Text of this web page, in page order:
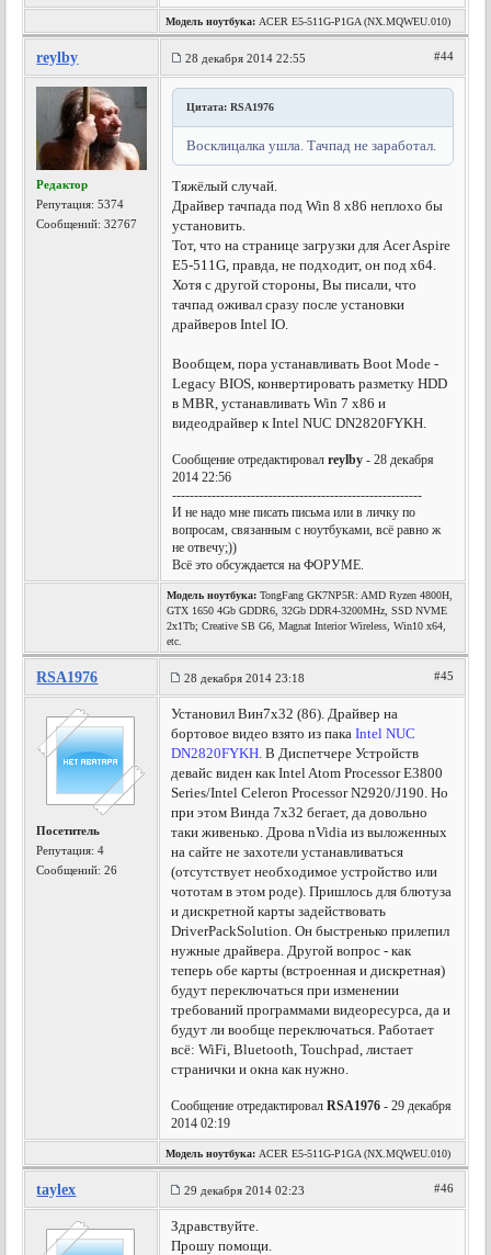
Модель ноутбука: ACER E5-511G-P1GA (NX.MQWEU.010)
reylby 28 декабря 2014 22:55 #44
Редактор
Репутация:5374
Сообщений: 32767
Цитата: RSA1976
Восклицалка ушла. Тачпад не заработал.
Тяжёлый случай.
Драйвер тачпада под Win 8 x86 неплохо бы
установить.
Тот, что на странице загрузки для Acer Aspire
E5-511G, правда, не подходит, он под x64.
Хотя с другой стороны, Вы писали, что
тачпад оживал сразу после установки
драйверов Intel IO.
Вообщем, пора устанавливать Boot Mode -
Legacy BIOS, конвертировать разметку HDD
в MBR, устанавливать Win 7 x86 и
видеодрайвер к Intel NUC DN2820FYKH.
Сообщение отредактировалreylby - 28 декабря
2014 22:56
---------------------------------------------------------
И не надо мне писать письма или в личку по
вопросам, связанным с ноутбуками, всё равно ж
не отвечу;))
Всё это обсуждается на ФОРУМЕ.
Модель ноутбука: TongFang GK7NP5R: AMD Ryzen 4800H,
GTX 1650 4Gb GDDR6, 32Gb DDR4-3200MHz, SSD NVME
2x1Tb; Creative SB G6, Magnat Interior Wireless, Win10 x64,
etc.
RSA1976 28 декабря 2014 23:18 #45
Посетитель
Репутация:4
Сообщений: 26
Установил Вин7х32 (86). Драйвер на
бортовое видео взято из пакаIntel NUC
DN2820FYKH. В Диспетчере Устройств
девайс виден как Intel Atom Processor E3800
Series/Intel Celeron Processor N2920/J190. Но
при этом Винда 7х32 бегает, да довольно
таки живенько. Дрова nVidia из выложенных
на сайте не захотели устанавливаться
(отсутствует необходимое устройство или
чототам в этом роде). Пришлось для блютуза
и дискретной карты задействовать
DriverPackSolution. Он быстренько прилепил
нужные драйвера. Другой вопрос - как
теперь обе карты (встроенная и дискретная)
будут переключаться при изменении
требований программами видеоресурса, да и
будут ли вообще переключаться. Работает
всё: WiFi, Bluetooth, Touchpad, листает
странички и окна как нужно.
Сообщение отредактировалRSA1976 - 29 декабря
2014 02:19
Модель ноутбука: ACER E5-511G-P1GA (NX.MQWEU.010)
taylex 29 декабря 2014 02:23 #46
Здравствуйте.
Прошу помощи.